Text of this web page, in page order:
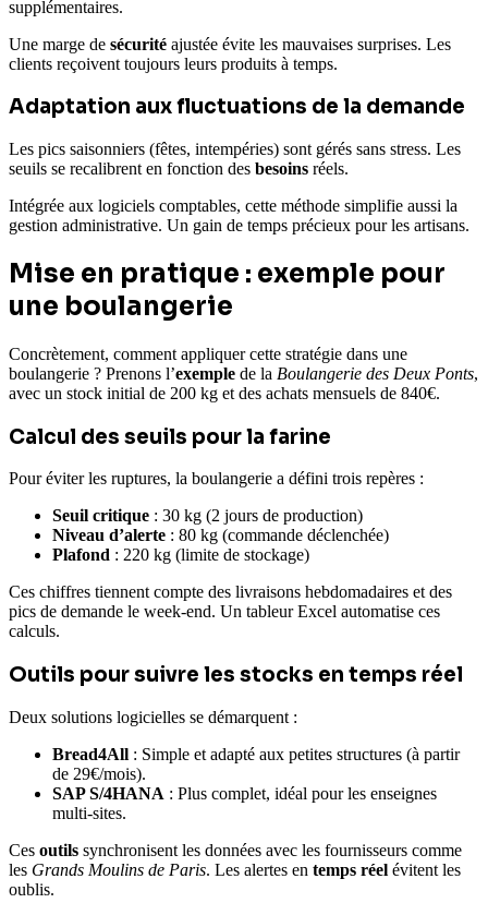
supplémentaires.
Une marge de sécurité ajustée évite les mauvaises surprises. Les
clients reçoivent toujours leurs produits à temps.
Adaptation aux fluctuations de la demande
Les pics saisonniers (fêtes, intempéries) sont gérés sans stress. Les
seuils se recalibrent en fonction des besoins réels.
Intégrée aux logiciels comptables, cette méthode simplifie aussi la
gestion administrative. Un gain de temps précieux pour les artisans.
Mise en pratique : exemple pour
une boulangerie
Concrètement, comment appliquer cette stratégie dans une
boulangerie ? Prenons l’exemple de la Boulangerie des Deux Ponts,
avec un stock initial de 200 kg et des achats mensuels de 840€.
Calcul des seuils pour la farine
Pour éviter les ruptures, la boulangerie a défini trois repères :
Seuil critique : 30 kg (2 jours de production)
Niveau d’alerte : 80 kg (commande déclenchée)
Plafond : 220 kg (limite de stockage)
Ces chiffres tiennent compte des livraisons hebdomadaires et des
pics de demande le week-end. Un tableur Excel automatise ces
calculs.
Outils pour suivre les stocks en temps réel
Deux solutions logicielles se démarquent :
Bread4All : Simple et adapté aux petites structures (à partir
de 29€/mois).
SAP S/4HANA : Plus complet, idéal pour les enseignes
multi-sites.
Ces outils synchronisent les données avec les fournisseurs comme
les Grands Moulins de Paris. Les alertes en temps réel évitent les
oublis.